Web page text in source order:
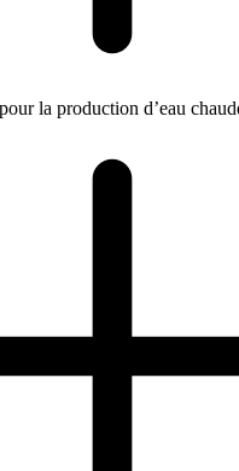
la production d’eau